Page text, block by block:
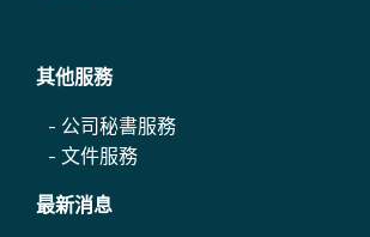
其他服務
- 公司秘書服務
- 文件服務
最新消息